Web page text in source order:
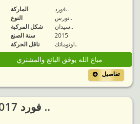
الماركة
فورد..
النوع
تورس..
شكل المركبة
سيدان..
سنة الصنع
2015
ناقل الحركة
اوتوماتك..
مباع الله يوفق البائع والمشتري
تفاصيل
2017 فورد ..